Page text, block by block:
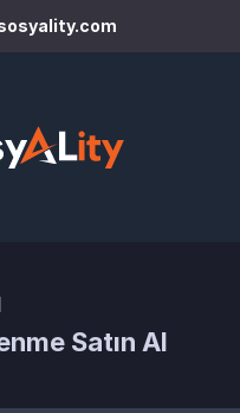
Satın Al